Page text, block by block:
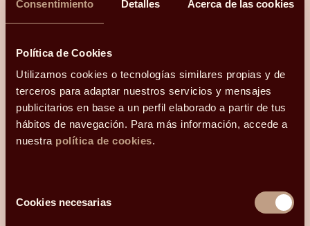
Consentimiento Detalles Acerca de las cookies
Política de Cookies
Utilizamos cookies o tecnologías similares propias y de
terceros para adaptar nuestros servicios y mensajes
publicitarios en base a un perfil elaborado a partir de tus
hábitos de navegación. Para más información, accede a
nuestra política de cookies.
deCookies necesarias
Una conversación para orientarte con
claridad.
Hola, me llamo
y mi correo electrónico
es
.Podéis
contactarme en el teléfono
.Mi código postal es
y os he conocido